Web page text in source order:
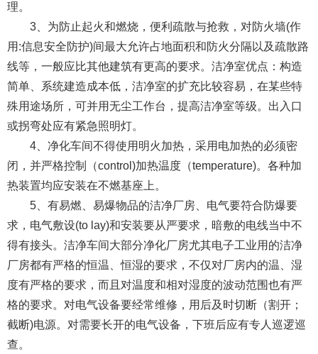
理。
3、为防止起火和燃烧，便利疏散与抢救，对防火墙(作
用:信息安全防护)间最大允许占地面积和防火分隔以及疏散路
线等，一般应比其他建筑有更高的要求。洁净室优点：构造
简单、系统建造成本低，洁净室的扩充比较容易，在某些特
殊用途场所，可并用无尘工作台，提高洁净室等级。出入口
或拐弯处应有紧急照明灯。
4、净化车间不得使用明火加热，采用电加热的必须密
闭，并严格控制（control)加热温度（temperature)。各种加
热装置均应安装在不燃基座上。
5、有易燃、易爆物品的洁净厂房、电气要符合防爆要
求，电气敷设(to lay)和安装要从严要求，暗敷的电线当中不
得有接头。洁净车间大部分净化厂房尤其电子工业用的洁净
厂房都有严格的恒温、恒湿的要求，不仅对厂房内的温、湿
度有严格的要求，而且对温度和相对湿度的波动范围也有严
格的要求。对电气设备要经常维修，用后及时切断（割开；
截断)电源。对需要长开的电气设备，下班后应有专人巡逻巡
查。